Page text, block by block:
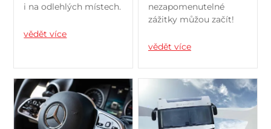
i na odlehlých místech.
vědět více
nezapomenutelné
zážitky můžou začít!
vědět více